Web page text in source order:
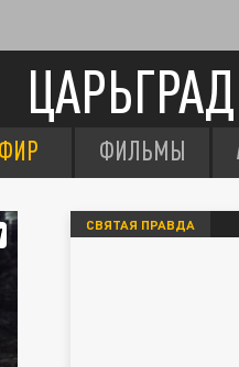
ЦАРЬГРАД
ФИЛЬМЫ
СВЯТАЯ ПРАВДА